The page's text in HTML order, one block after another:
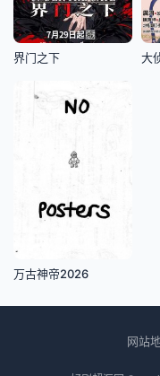
界门之下 大
万古神帝2026
网站